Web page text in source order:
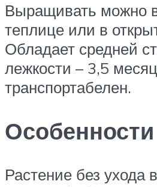
Выращивать можно
теплице или в
Обладает средней
лежкости – 3,5
транспортабелен.
Растение без ухода